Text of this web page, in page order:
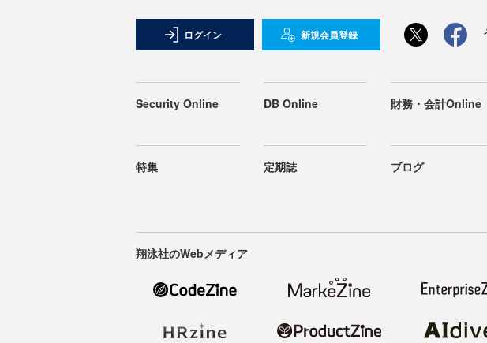
ログイン 新規会員登録
Security Online DB Online 財務・会計Online
特集 定期誌 ブログ
翔泳社のWebメディア